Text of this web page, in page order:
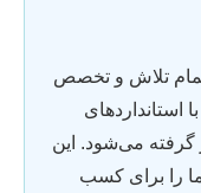
تلاش و تخصص
استانداردهای
گرفته می‌شود. این
را برای کسب